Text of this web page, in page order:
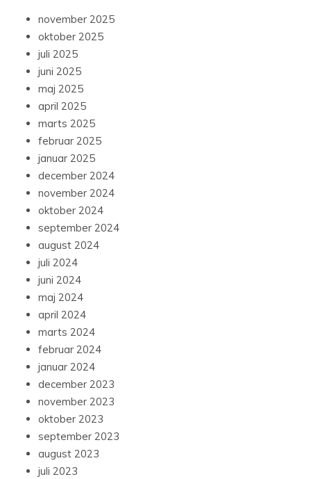
november 2025
oktober 2025
juli 2025
juni 2025
maj 2025
april 2025
marts 2025
februar 2025
januar 2025
december 2024
november 2024
oktober 2024
september 2024
august 2024
juli 2024
juni 2024
maj 2024
april 2024
marts 2024
februar 2024
januar 2024
december 2023
november 2023
oktober 2023
september 2023
august 2023
juli 2023